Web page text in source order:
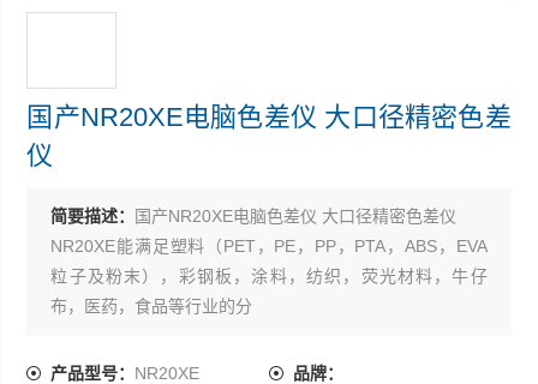
国产NR20XE电脑色差仪 大口径精密色差
仪
简要描述： 国产NR20XE电脑色差仪 大口径精密色差仪
NR20XE能满足塑料（PET，PE，PP，PTA，ABS，EVA
粒子及粉末），彩钢板，涂料，纺织，荧光材料，牛仔
布，医药，食品等行业的分
高产品竞争力，减少企业损失、控制生产成本。
产品型号： NR20XE 品牌：